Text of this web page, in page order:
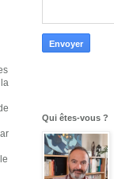
Qui êtes-vous ?